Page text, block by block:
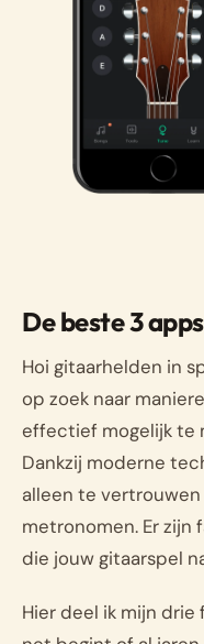
De beste 3
Hoi gitaarhelden in
op zoek naar
effectief mogelijk te
Dankzij moderne
alleen te
metronomen. Er zijn
die jouw gitaarspel
Hier deel ik mijn drie